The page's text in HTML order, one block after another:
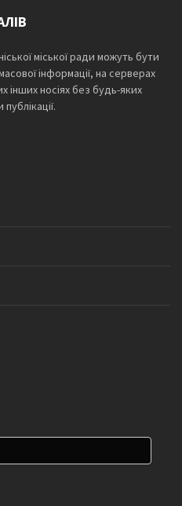
міської ради можуть бути
інформації, на серверах
інших носіях без будь-яких